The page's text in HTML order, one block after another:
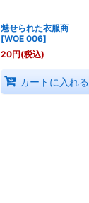
魅せられた衣服商
[WOE 006]
20円(税込)
カートに入れる